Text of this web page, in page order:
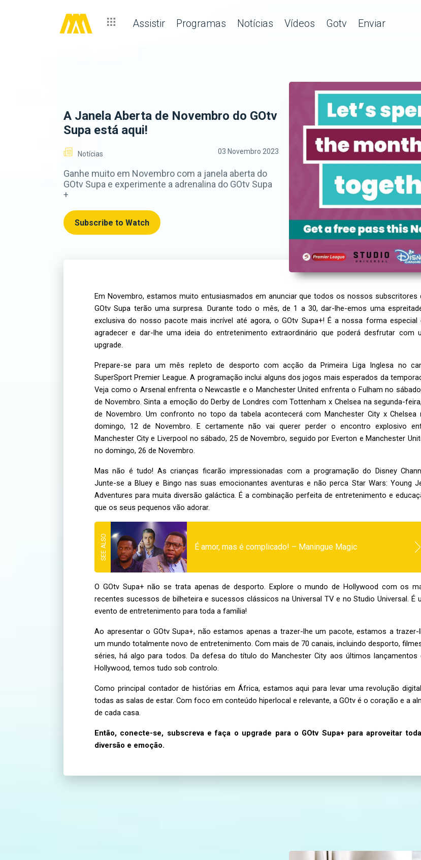
Assistir Programas Notícias Vídeos Gotv Enviar
A Janela Aberta de Novembro do GOtv
Supa está aqui!
Notícias 03 Novembro 2023
Ganhe muito em Novembro com a janela aberta do
GOtv Supa e experimente a adrenalina do GOtv Supa
+
Subscribe to Watch
Em Novembro, estamos muito entusiasmados em anunciar que todos os nossos subscritores
GOtv Supa terão uma surpresa. Durante todo o mês, de 1 a 30, dar-lhe-emos uma
exclusiva do nosso pacote mais incrível até agora, o GOtv Supa+! É a nossa forma especial
agradecer e dar-lhe uma ideia do entretenimento extraordinário que poderá desfrutar com
upgrade.
Prepare-se para um mês repleto de desporto com acção da Primeira Liga Inglesa no
SuperSport Premier League. A programação inclui alguns dos jogos mais esperados da
Veja como o Arsenal enfrenta o Newcastle e o Manchester United enfrenta o Fulham no
de Novembro. Sinta a emoção do Derby de Londres com Tottenham x Chelsea na segunda-
de Novembro. Um confronto no topo da tabela acontecerá com Manchester City x Chelsea
domingo, 12 de Novembro. E certamente não vai querer perder o encontro explosivo
Manchester City e Liverpool no sábado, 25 de Novembro, seguido por Everton e Manchester
no domingo, 26 de Novembro.
Mas não é tudo! As crianças ficarão impressionadas com a programação do Disney
Junte-se a Bluey e Bingo nas suas emocionantes aventuras e não perca Star Wars: Young
Adventures para muita diversão galáctica. É a combinação perfeita de entretenimento e
que os seus pequenos vão adorar.
É amor, mas é complicado! – Maningue Magic
O GOtv Supa+ não se trata apenas de desporto. Explore o mundo de Hollywood com os
recentes sucessos de bilheteira e sucessos clássicos na Universal TV e no Studio Universal. É
evento de entretenimento para toda a família!
Ao apresentar o GOtv Supa+, não estamos apenas a trazer-lhe um pacote, estamos a trazer-
um mundo totalmente novo de entretenimento. Com mais de 70 canais, incluindo desporto,
séries, há algo para todos. Da defesa do título do Manchester City aos últimos lançamentos
Hollywood, temos tudo sob controlo.
Como principal contador de histórias em África, estamos aqui para levar uma revolução
todas as salas de estar. Com foco em conteúdo hiperlocal e relevante, a GOtv é o coração e a
de cada casa.
Então, conecte-se, subscreva e faça o upgrade para o GOtv Supa+ para aproveitar
diversão e emoção.